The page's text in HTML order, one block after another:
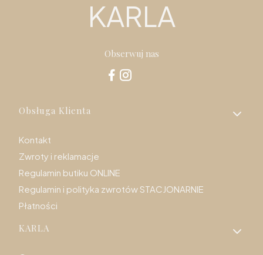
KARLA
Obserwuj nas
Linki w stopce
Obsługa Klienta
Kontakt
Zwroty i reklamacje
Regulamin butiku ONLINE
Regulamin i polityka zwrotów STACJONARNIE
Płatności
KARLA